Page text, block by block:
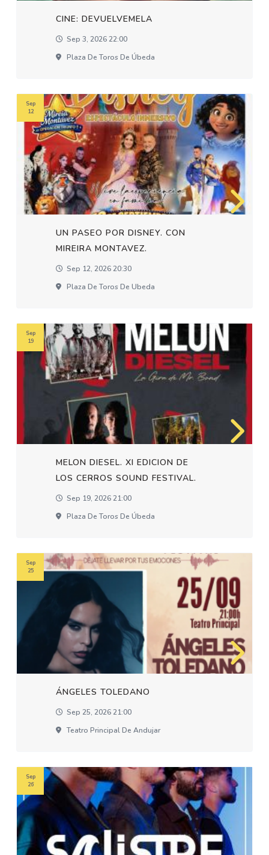
CINE: DEVUELVEMELA
Sep 3, 2026 22:00
Plaza De Toros De Úbeda
UN PASEO POR DISNEY. CON
MIREIRA MONTAVEZ.
Sep 12, 2026 20:30
Plaza De Toros De Ubeda
Sep
12
MELON DIESEL. XI EDICION DE
LOS CERROS SOUND FESTIVAL.
Sep 19, 2026 21:00
Plaza De Toros De Úbeda
Sep
19
ÁNGELES TOLEDANO
Sep 25, 2026 21:00
Teatro Principal De Andujar
Sep
25
Sep
26